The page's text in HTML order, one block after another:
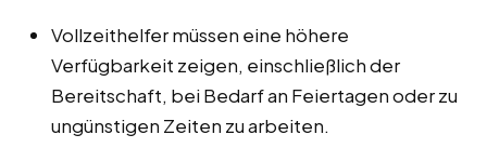
Vollzeithelfer müssen eine höhere
Verfügbarkeit zeigen, einschließlich der
Bereitschaft, bei Bedarf an Feiertagen oder zu
ungünstigen Zeiten zu arbeiten.